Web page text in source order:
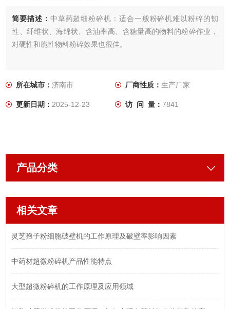
简要描述： 中草药超细粉碎机：适合一般粉碎机难以粉碎的韧
性、纤维状、海绵状、含油率高、含糖量高的物料的粉碎作业，
对硬性和脆性物料粉碎效果也很佳。
所在城市：济南市 厂商性质： 生产厂家
更新日期：2025-12-23 访 问 量： 7841
产品分类
相关文章
灵芝孢子粉细胞破壁机的工作原理及破壁率影响因素
中药材超微粉碎机产品性能特点
大型超微粉碎机的工作原理及应用领域